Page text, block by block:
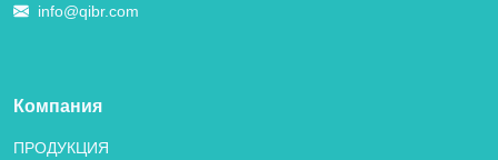
info@qibr.com
Компания
ПРОДУКЦИЯ